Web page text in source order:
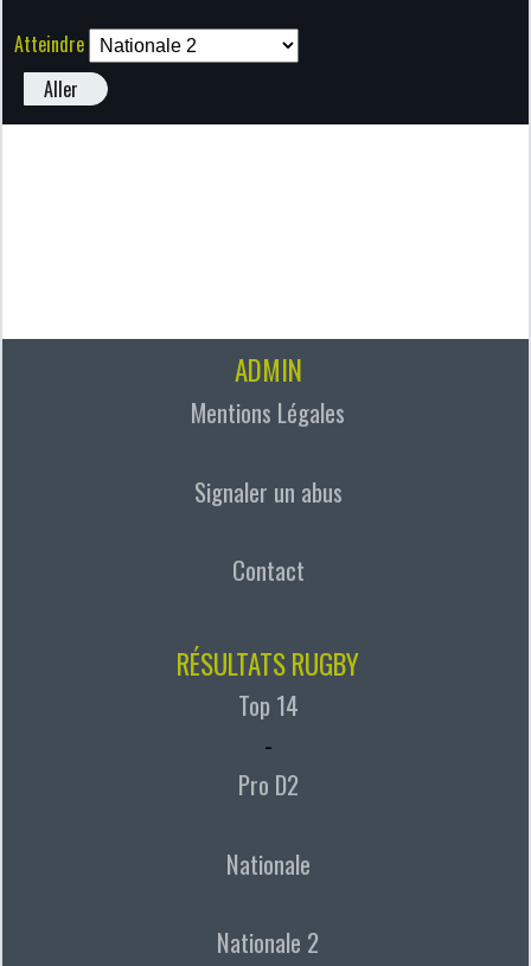
Atteindre
Aller
ADMIN
Mentions Légales
Signaler un abus
Contact
RÉSULTATS RUGBY
Top 14
-
Pro D2
Nationale
Nationale 2